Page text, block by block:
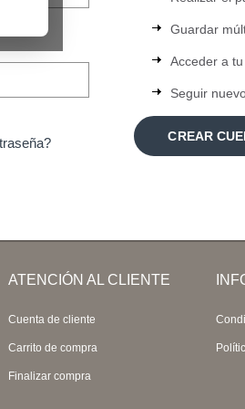
Guardar
Acceder a
Seguir
CREAR
ATENCIÓN AL CLIENTE
Cuenta de cliente
Carrito de compra
Finalizar compra